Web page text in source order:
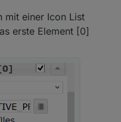
mit einer Icon List
erste Element [0]